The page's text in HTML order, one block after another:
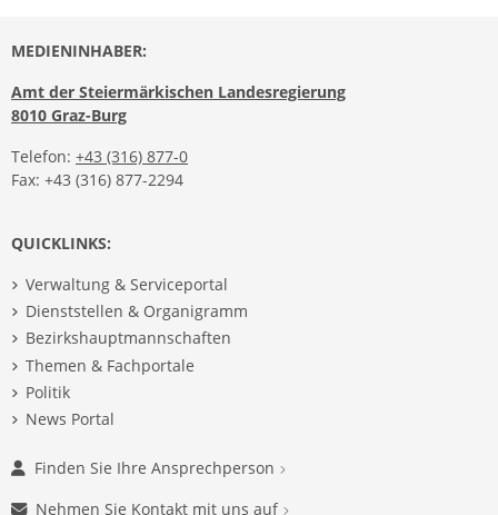
MEDIENINHABER:
Amt der Steiermärkischen Landesregierung
8010 Graz-Burg
Telefon: +43 (316) 877-0
Fax: +43 (316) 877-2294
QUICKLINKS:
Verwaltung & Serviceportal
Dienststellen & Organigramm
Bezirkshauptmannschaften
Themen & Fachportale
Politik
News Portal
Finden Sie Ihre Ansprechperson
Nehmen Sie Kontakt mit uns auf